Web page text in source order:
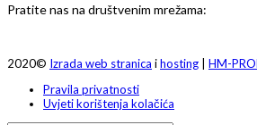
Pratite nas na društvenim mrežama:
2020© Izrada web stranica ihosting
HM-
Pravila privatnosti
Uvjeti korištenja kolačića